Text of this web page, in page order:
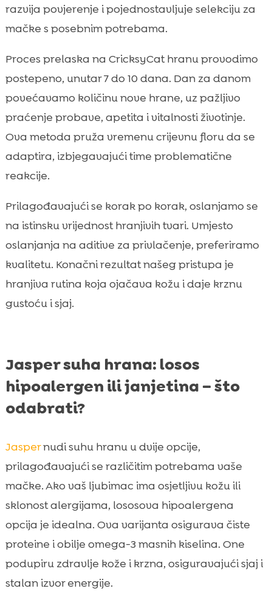
razvija povjerenje i pojednostavljuje selekciju za
mačke s posebnim potrebama.
Proces prelaska na CricksyCat hranu provodimo
postepeno, unutar 7 do 10 dana. Dan za danom
povećavamo količinu nove hrane, uz pažljivo
praćenje probave, apetita i vitalnosti životinje.
Ova metoda pruža vremenu crijevnu floru da se
adaptira, izbjegavajući time problematične
reakcije.
Prilagođavajući se korak po korak, oslanjamo se
na istinsku vrijednost hranjivih tvari. Umjesto
oslanjanja na aditive za privlačenje, preferiramo
kvalitetu. Konačni rezultat našeg pristupa je
hranjiva rutina koja ojačava kožu i daje krznu
gustoću i sjaj.
Jasper suha hrana: losos
hipoalergen ili janjetina – što
odabrati?
Jaspernudi suhu hranu u dvije opcije,
prilagođavajući se različitim potrebama vaše
mačke. Ako vaš ljubimac ima osjetljivu kožu ili
sklonost alergijama, lososova hipoalergena
opcija je idealna. Ova varijanta osigurava čiste
proteine i obilje omega-3 masnih kiselina. One
podupiru zdravlje kože i krzna, osiguravajući sjaj i
stalan izvor energije.